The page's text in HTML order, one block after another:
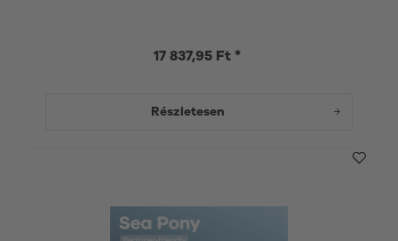
17 837,95 Ft *
Részletesen